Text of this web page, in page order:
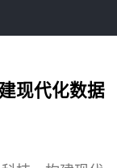
现代化数据